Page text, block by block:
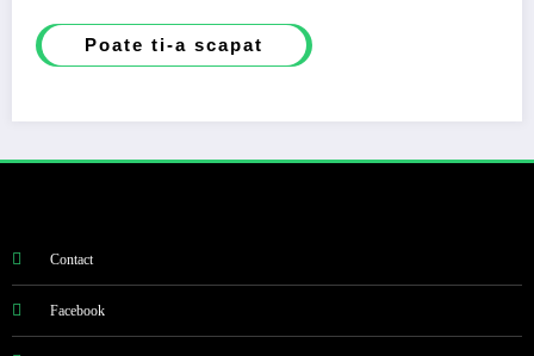
Poate ti-a scapat
Contact
Facebook